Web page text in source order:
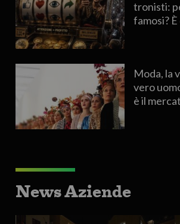
tronisti:
famosi?
Moda, la
vero
è il
News Aziende